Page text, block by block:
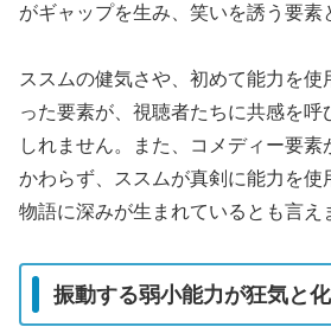
がギャップを生み、笑いを誘う要素
ススムの健気さや、初めて能力を使
った要素が、視聴者たちに共感を呼
しれません。また、コメディー要
かわらず、ススムが真剣に能力を使
物語に深みが生まれているとも言え
振動する弱小能力が狂気と